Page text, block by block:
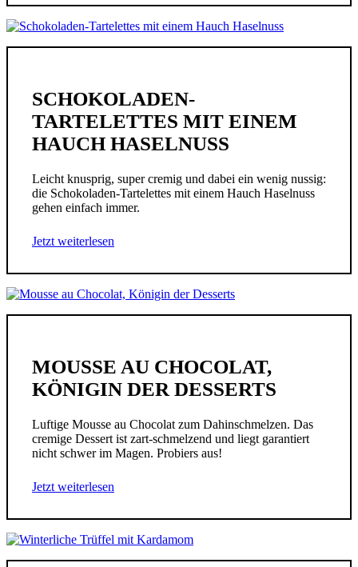
SCHOKOLADEN-
TARTELETTES MIT EINEM
HAUCH HASELNUSS
Leicht knusprig, super cremig und dabei ein wenig nussig:
die Schokoladen-Tartelettes mit einem Hauch Haselnuss
gehen einfach immer.
Jetzt weiterlesen
MOUSSE AU CHOCOLAT,
KÖNIGIN DER DESSERTS
Luftige Mousse au Chocolat zum Dahinschmelzen. Das
cremige Dessert ist zart-schmelzend und liegt garantiert
nicht schwer im Magen. Probiers aus!
Jetzt weiterlesen